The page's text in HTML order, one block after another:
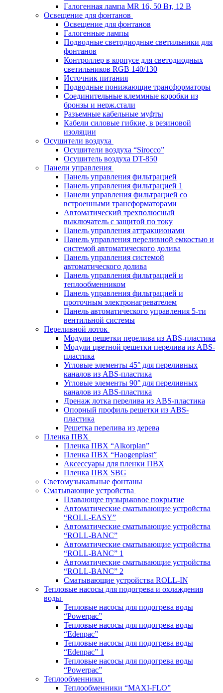
Галогенная лампа MR 16, 50 Вт, 12 В
Освещение для фонтанов
Освещение для фонтанов
Галогенные лампы
Подводные светодиодные светильники для
фонтанов
Контроллер в корпусе для светодиодных
светильников RGB 140/130
Источник питания
Подводные понижающие трансформаторы
Соединительные клеммные коробки из
бронзы и нерж.стали
Разъемные кабельные муфты
Кабели силовые гибкие, в резиновой
изоляции
Осушители воздуха
Осушители воздуха “Sirocco”
Осушитель воздуха DT-850
Панели управления
Панель управления фильтрацией
Панель управления фильтрацией 1
Панели управления фильтрацией cо
встроенными трансформаторами
Автоматический трехполюсный
выключатель с защитой по току
Панель управления аттракционами
Панель управления переливной емкостью и
системой автоматического долива
Панель управления системой
автоматического долива
Панель управления фильтрацией и
теплообменником
Панель управления фильтрацией и
проточным электронагревателем
Панель автоматического управления 5-ти
вентильной системы
Переливной лоток
Модули решетки перелива из ABS-пластика
Модули цветной решетки перелива из ABS-
пластика
Угловые элементы 45° для переливных
каналов из ABS-пластика
Угловые элементы 90° для переливных
каналов из ABS-пластика
Дренаж лотка перелива из ABS-пластика
Опорный профиль решетки из ABS-
пластика
Решетка перелива из дерева
Пленка ПВХ
Пленка ПВХ “Alkorplan”
Пленка ПВХ “Haogenplast”
Аксессуары для пленки ПВХ
Пленка ПВХ SBG
Светомузыкальные фонтаны
Сматывающие устройства
Плавающее пузырьковое покрытие
Автоматические сматывающие устройства
“ROLL-EASY”
Автоматические сматывающие устройства
“ROLL-BANC”
Автоматические сматывающие устройства
“ROLL-BANC” 1
Автоматические сматывающие устройства
“ROLL-BANC” 2
Сматывающие устройства ROLL-IN
Тепловые насосы для подогрева и охлаждения
воды
Тепловые насосы для подогрева воды
“Powerpac”
Тепловые насосы для подогрева воды
“Edenpac”
Тепловые насосы для подогрева воды
“Edenpac” 1
Тепловые насосы для подогрева воды
“Powerpac”
Теплообменники
Теплообменники “MAXI-FLO”